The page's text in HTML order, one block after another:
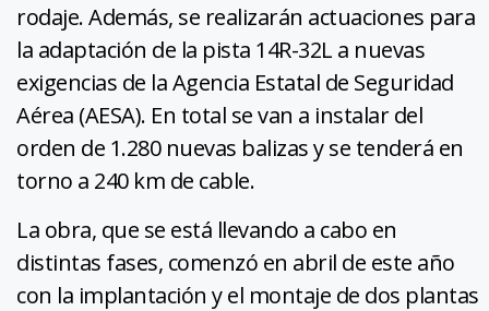
rodaje. Además, se realizarán actuaciones para
la adaptación de la pista 14R-32L a nuevas
exigencias de la Agencia Estatal de Seguridad
Aérea (AESA). En total se van a instalar del
orden de 1.280 nuevas balizas y se tenderá en
torno a 240 km de cable.
La obra, que se está llevando a cabo en
distintas fases, comenzó en abril de este año
con la implantación y el montaje de dos plantas